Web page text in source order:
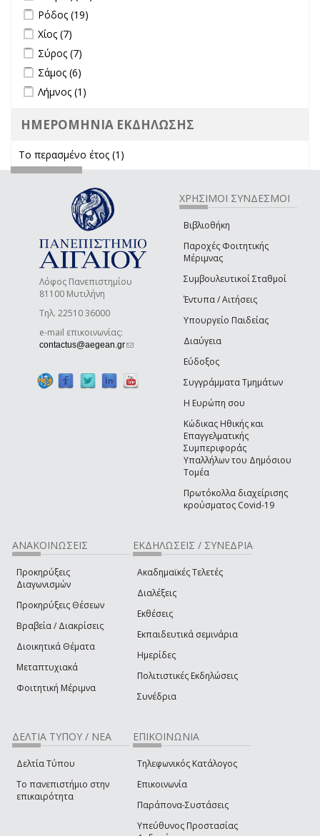
Apply Ρόδος filter
Ρόδος (19)
Apply Χίος filter
Χίος (7)
Apply Σύρος filter
Σύρος (7)
Apply Σάμος filter
Σάμος (6)
Apply Λήμνος filter
Λήμνος (1)
ΗΜΕΡΟΜΗΝΙΑ ΕΚΔΗΛΩΣΗΣ
Το περασμένο έτος (1)
Λόφος Πανεπιστημίου
81100 Μυτιλήνη
Τηλ. 22510 36000
e-mail επικοινωνίας:
contactus@aegean.gr(link sends e-mail)
ΧΡΗΣΙΜΟΙ ΣΥΝΔΕΣΜΟΙ
Βιβλιοθήκη
Παροχές Φοιτητικής
Μέριμνας
Συμβουλευτικοί Σταθμοί
Έντυπα / Αιτήσεις
Υπουργείο Παιδείας
Διαύγεια
Εύδοξος
Συγγράμματα Τμημάτων
Η Ευρώπη σου
Κώδικας Ηθικής και
Επαγγελματικής
Συμπεριφοράς
Υπαλλήλων του Δημόσιου
Τομέα
Πρωτόκολλα διαχείρισης
κρούσματος Covid-19
ΑΝΑΚΟΙΝΩΣΕΙΣ
Προκηρύξεις
Διαγωνισμών
Προκηρύξεις Θέσεων
Βραβεία / Διακρίσεις
Διοικητικά Θέματα
Μεταπτυχιακά
Φοιτητική Μέριμνα
ΕΚΔΗΛΩΣΕΙΣ / ΣΥΝΕΔΡΙΑ
Ακαδημαϊκές Τελετές
Διαλέξεις
Εκθέσεις
Εκπαιδευτικά σεμινάρια
Ημερίδες
Πολιτιστικές Εκδηλώσεις
Συνέδρια
ΔΕΛΤΙΑ ΤΥΠΟΥ / ΝΕΑ
Δελτία Τύπου
Το πανεπιστήμιο στην
επικαιρότητα
ΕΠΙΚΟΙΝΩΝΙΑ
Τηλεφωνικός Κατάλογος
Επικοινωνία
Παράπονα-Συστάσεις
Υπεύθυνος Προστασίας